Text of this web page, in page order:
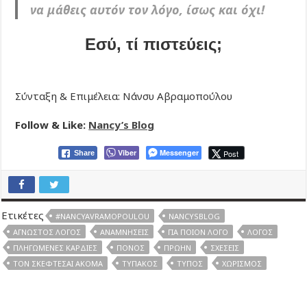
να μάθεις αυτόν τον λόγο, ίσως και όχι!
Εσύ, τί πιστεύεις;
Σύνταξη & Επιμέλεια: Νάνσυ Αβραμοπούλου
Follow & Like: Nancy’s Blog
Share Viber Messenger Post
Ετικέτες #NANCYAVRAMOPOULOU
NANCYSBLOG
ΆΓΝΩΣΤΟΣ ΛΌΓΟΣ
ΑΝΑΜΝΉΣΕΙΣ ΓΙΑ ΠΟΙΌΝ ΛΌΓΟ
ΛΌΓΟΣ
ΠΛΗΓΩΜΈΝΕΣ ΚΑΡΔΙΈΣ
ΠΌΝΟΣ ΠΡΏΗΝ
ΣΧΈΣΕΙΣ
ΤΟΝ ΣΚΈΦΤΕΣΑΙ ΑΚΌΜΑ
ΤΥΠΆΚΟΣ ΤΎΠΟΣ ΧΩΡΙΣΜΌΣ